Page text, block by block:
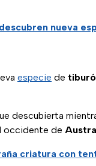
nueva
especie de
descubierta
occidente de
criatura con